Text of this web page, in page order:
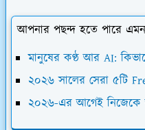
আপনার পছন্দ হতে পারে
মানুষের কণ্ঠ আর AI:
২০২৬ সালের সেরা ৫টি
২০২৬-এর আগেই নিজেকে